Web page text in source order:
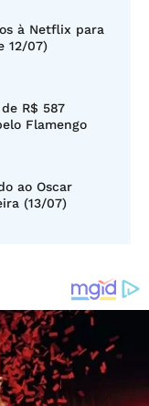
à Netflix para
12/07)
R$ 587
Flamengo
ao Oscar
(13/07)